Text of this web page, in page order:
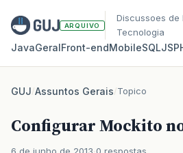
ARQUIVO
Discussoes de
Tecnologia
JavaGeralFront‑endMobileSQLJS
GUJ/Assuntos Gerais/Topico
Configurar Mockito